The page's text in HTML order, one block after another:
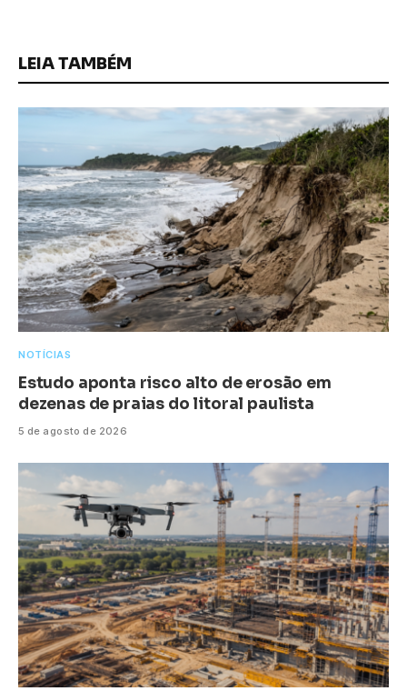
LEIA TAMBÉM
NOTÍCIAS
Estudo aponta risco alto de erosão em
dezenas de praias do litoral paulista
5 de agosto de 2026